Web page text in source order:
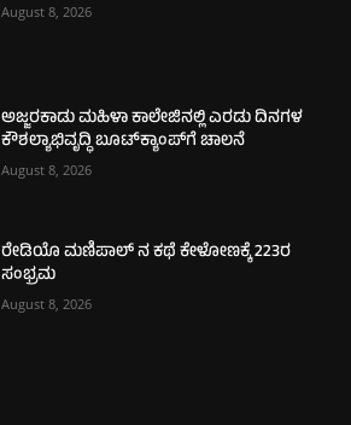
August 8, 2026
ಅಜ್ಜರಕಾಡು ಮಹಿಳಾ ಕಾಲೇಜಿನಲ್ಲಿ ಎರಡು ದಿನಗಳ
ಕೌಶಲ್ಯಾಭಿವೃದ್ಧಿ ಬೂಟ್‌ಕ್ಯಾಂಪ್‌ಗೆ ಚಾಲನೆ
August 8, 2026
ರೇಡಿಯೊ ಮಣಿಪಾಲ್ ನ ಕಥೆ ಕೇಳೋಣಕ್ಕೆ 223ರ
ಸಂಭ್ರಮ
August 8, 2026